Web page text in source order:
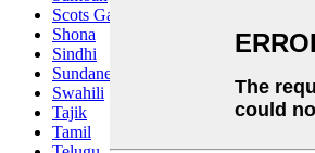
Scots Gaelic
Shona
Sindhi
Sundanese
Swahili
Tajik
Tamil